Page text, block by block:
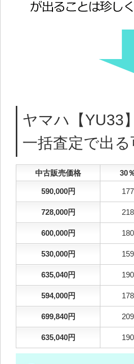
ヤマハ【YU33
一括査定で出
中古販売価格 30
590,000円
728,000円
600,000円
530,000円
635,040円
594,000円
699,840円
635,040円